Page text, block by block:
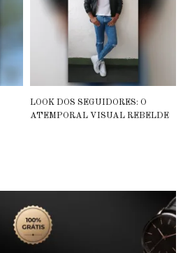
LOOK DOS SEGUIDORES: O
ATEMPORAL VISUAL REBELDE